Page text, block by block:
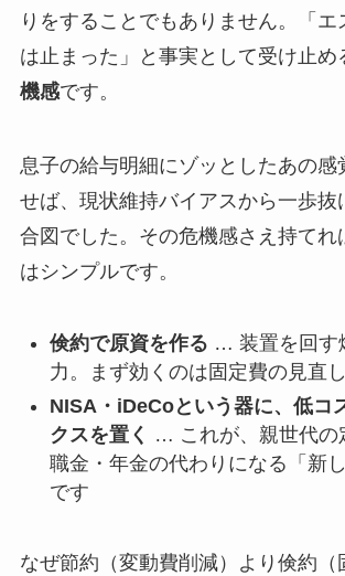
りをすることでもありません。「エ
は止まった」と事実として受け止め
機感です。
息子の給与明細にゾッとしたあの感
せば、現状維持バイアスから一歩抜
合図でした。その危機感さえ持てれ
はシンプルです。
倹約で原資を作る … 装置を回す
力。まず効くのは固定費の見直
NISA・iDeCoという器に、低コ
クスを置く … これが、親世代の
職金・年金の代わりになる「新
です
なぜ節約（変動費削減）より倹約（